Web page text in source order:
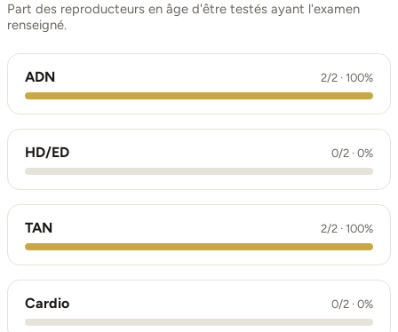
Part des reproducteurs en âge d'être testés ayant l'examen
renseigné.
ADN 2/2 · 100%
HD/ED 0/2 · 0%
TAN 2/2 · 100%
Cardio 0/2 · 0%